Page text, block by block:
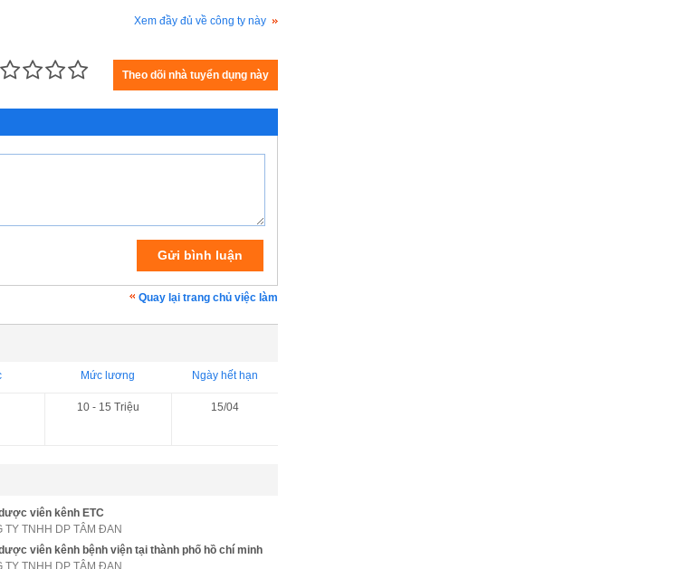
Xem đầy đủ về công ty này
Quay lại trang chủ việc làm
Mức lương Ngày hết hạn
10 - 15 Triệu 15/04
viên kênh ETC
TY TNHH DP TÂM ĐAN
viên kênh bệnh viện tại thành phố hồ chí minh
TY TNHH DP TÂM ĐAN